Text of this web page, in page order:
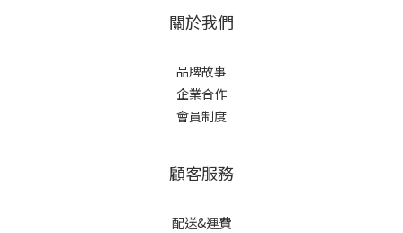
關於我們
品牌故事
企業合作
會員制度
顧客服務
配送&運費